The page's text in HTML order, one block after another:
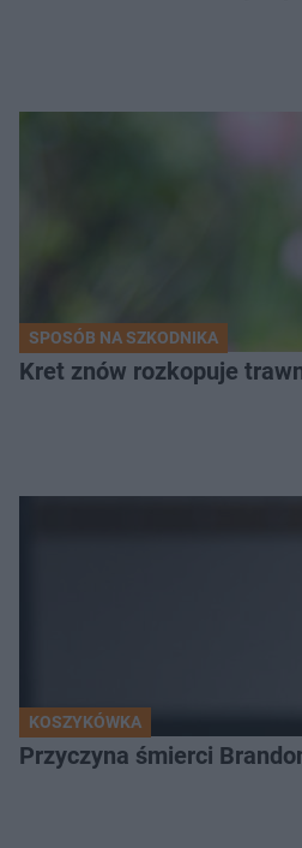
SPOSÓB NA SZKODNIKA
Kret znów rozkopuje
KOSZYKÓWKA
Przyczyna śmierci